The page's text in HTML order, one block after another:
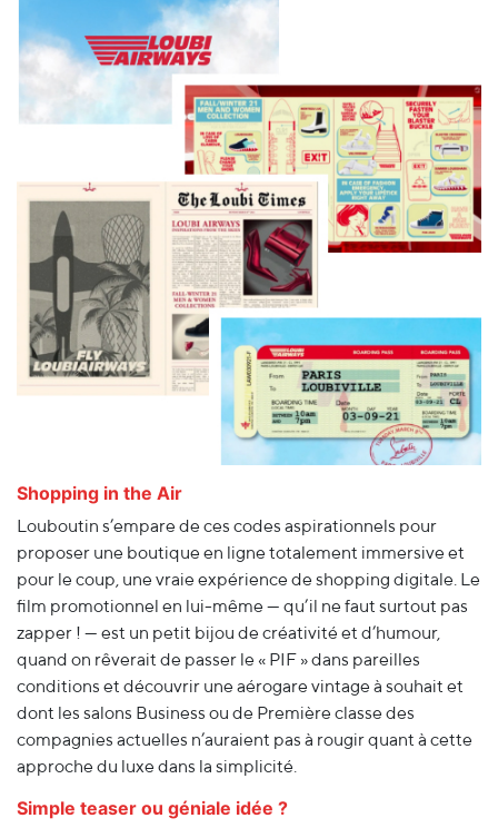
Shopping in the Air
Louboutin s’empare de ces codes aspirationnels pour
proposer une boutique en ligne totalement immersive et
pour le coup, une vraie expérience de shopping digitale. Le
film promotionnel en lui-même — qu’il ne faut surtout pas
zapper ! — est un petit bijou de créativité et d’humour,
quand on rêverait de passer le « PIF » dans pareilles
conditions et découvrir une aérogare vintage à souhait et
dont les salons Business ou de Première classe des
compagnies actuelles n’auraient pas à rougir quant à cette
approche du luxe dans la simplicité.
Simple teaser ou géniale idée ?